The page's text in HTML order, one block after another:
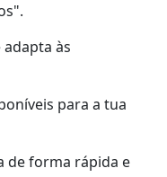
às
para a tua
de forma rápida e